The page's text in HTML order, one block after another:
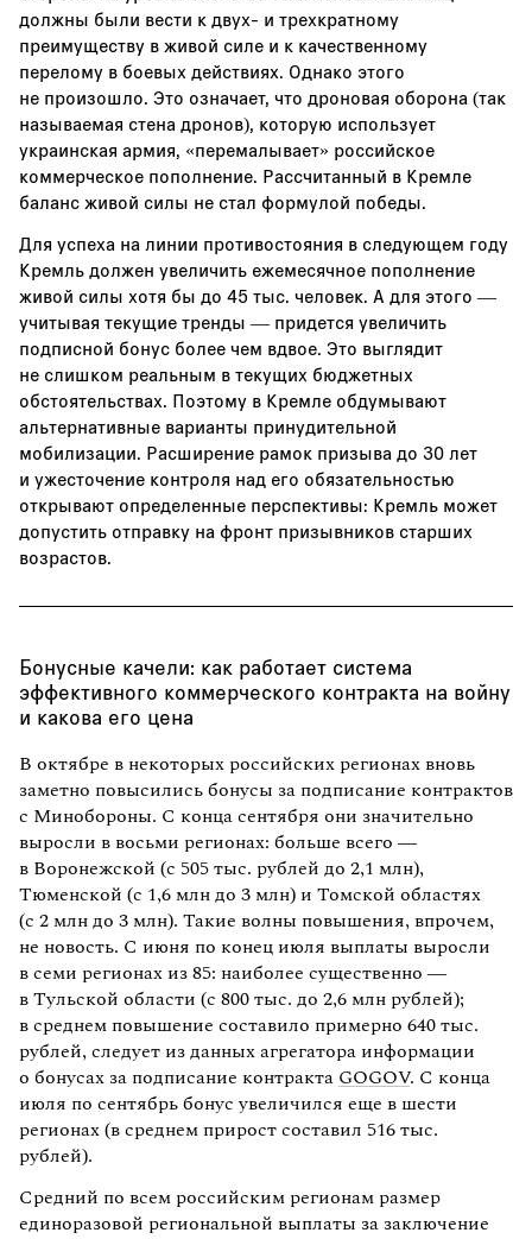
должны были вести к двух- и трехкратному
преимуществу в живой силе и к качественному
перелому в боевых действиях. Однако этого
не произошло. Это означает, что дроновая оборона (так
называемая стена дронов), которую использует
украинская армия, «перемалывает» российское
коммерческое пополнение. Рассчитанный в Кремле
баланс живой силы не стал формулой победы.
Для успеха на линии противостояния в следующем году
Кремль должен увеличить ежемесячное пополнение
живой силы хотя бы до 45 тыс. человек. А для этого —
учитывая текущие тренды — придется увеличить
подписной бонус более чем вдвое. Это выглядит
не слишком реальным в текущих бюджетных
обстоятельствах. Поэтому в Кремле обдумывают
альтернативные варианты принудительной
мобилизации. Расширение рамок призыва до 30 лет
и ужесточение контроля над его обязательностью
открывают определенные перспективы: Кремль может
допустить отправку на фронт призывников старших
возрастов.
Бонусные качели: как работает система
эффективного коммерческого контракта на войну
и какова его цена
В октябре в некоторых российских регионах вновь
заметно повысились бонусы за подписание контрактов
с Минобороны. С конца сентября они значительно
выросли в восьми регионах: больше всего —
в Воронежской (с 505 тыс. рублей до 2,1 млн),
Тюменской (с 1,6 млн до 3 млн) и Томской областях
(с 2 млн до 3 млн). Такие волны повышения, впрочем,
не новость. С июня по конец июля выплаты выросли
в семи регионах из 85: наиболее существенно —
в Тульской области (с 800 тыс. до 2,6 млн рублей);
в среднем повышение составило примерно 640 тыс.
рублей, следует из данных агрегатора информации
о бонусах за подписание контракта GOGOV. С конца
июля по сентябрь бонус увеличился еще в шести
регионах (в среднем прирост составил 516 тыс.
рублей).
Средний по всем российским регионам размер
единоразовой региональной выплаты за заключение